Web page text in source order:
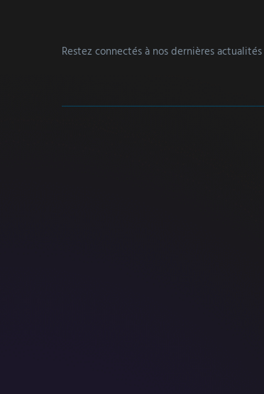
Restez connectés à nos dernières